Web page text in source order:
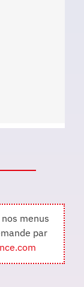
menus
par